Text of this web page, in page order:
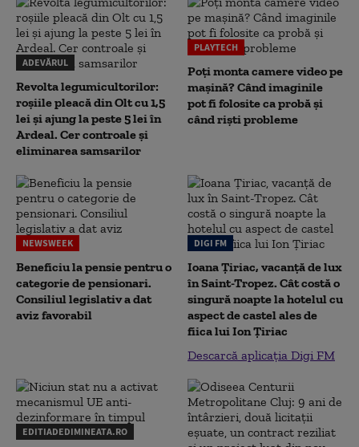
ADEVĂRUL
Revolta legumicultorilor:
roșiile pleacă din Olt cu 1,5
lei și ajung la peste 5 lei în
Ardeal. Cer controale și
eliminarea samsarilor
PLAYTECH
Poți monta camere video pe
mașină? Când imaginile
pot fi folosite ca probă și
când riști probleme
NEWSWEEK
Beneficiu la pensie pentru o
categorie de pensionari.
Consiliul legislativ a dat
aviz favorabil
DIGI FM
Ioana Țiriac, vacanță de lux
în Saint-Tropez. Cât costă o
singură noapte la hotelul cu
aspect de castel ales de
fiica lui Ion Țiriac
Descarcă aplicația Digi FM
EDITIADEDIMINEATA.RO